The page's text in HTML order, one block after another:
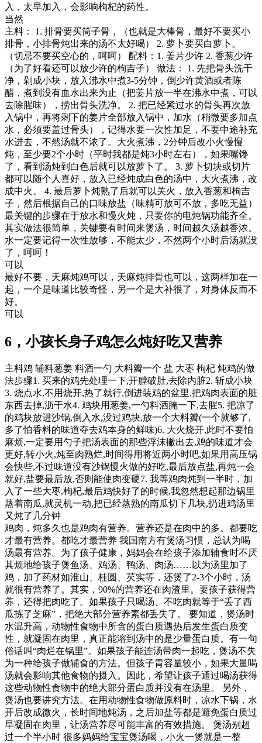
入，太早加入，会影响枸杞的药性。
当然
主料： 1. 排骨要买筒子骨，（也就是大棒骨，最好不要买小
排骨，小排骨炖出来的汤不太好喝） 2. 萝卜要买白萝卜。
（切忌不要买空心的，呵呵） 配料：1. 姜片少许 2. 香葱少许
（为了好看还可以放少许的枸吉子） 做法： 1. 先把骨头洗干
净，剁成小块，放入沸水中煮3-5分钟，倒少许黄酒或者陈
醋，煮到没有血水出来为止（把姜片放一半在沸水中煮，可以
去除腥味），捞出骨头洗净。 2. 把已经紧过水的骨头再次放
入锅中，再将剩下的姜片全部放入锅中，加水（稍微要多加点
水，必须要盖过骨头），记得水要一次性加足，不要中途补充
水进去，不然汤就不浓了。大火煮沸，2分钟后改小火慢慢
炖，至少要2个小时（平时我都是炖3小时左右），如果嘴馋
了，看到汤炖到白色后就可以放萝卜了。 3. 萝卜切块或切片
都可以随个人喜好，放入已经炖成白色的汤中，大火煮沸，改
成中火。 4. 最后萝卜炖熟了后就可以关火，放入香葱和枸吉
子，然后根据自己的口味放盐（味精可放可不放，多吃无益）
最关键的步骤在于放水和慢火炖，只要你的电炖锅功能齐全。
其实做法很简单，关键要有时间来煲汤，时间越久汤越香浓。
水一定要记得一次性放够，不能太少，不然两个小时后汤就没
了，呵呵！
可以
最好不要，天麻炖鸡可以，天麻炖排骨也可以，这两样加在一
起，一个是味道比较奇怪，另一个是大补很了，对身体反而不
好。
可以
6，小孩长身子鸡怎么炖好吃又营养
主料鸡 辅料葱姜 料酒一勺 大料瓣一个 盐 大枣 枸杞 炖鸡的做
法步骤1. 买来的鸡先处理一下,开膛破肚,去除内脏2. 斩成小块
3. 烧点水,不用烧开,热了就行,倒进装鸡的盆里,把鸡肉表面的脏
东西去掉,沥干水4. 鸡块用葱姜,一勺料酒腌一下,去腥5. 把凉了
的鸡块放进沙锅,倒入水,没过鸡块,放一个大料瓣(一个就够了,
多了怕香料的味道夺去鸡本身的鲜味)6. 大火烧开,此时不要怕
麻烦,一定要用勺子把汤表面的那些浮沫撇出去,鸡的味道才会
更好,转小火,炖至肉熟烂,时间得用将近两小时吧,如果用高压锅
会快些,不过味道没有沙锅慢火做的好吃,最后放点盐,再炖一会
就好,盐要最后放,否则能使肉变硬7. 我等鸡肉炖到一半时，加
入了一些大枣,枸杞,最后鸡快好了的时候,我忽然想起那边锅里
蒸着南瓜,就灵机一动,把已经蒸熟的南瓜切下几块,扔进鸡汤里
又炖了几分钟
鸡肉，炖多久也是鸡肉有营养。营养还是在肉中的多。都要吃
才最有营养。都吃才最营养 我国南方有煲汤习惯，总认为喝
汤最有营养。为了孩子健康，妈妈会在给孩子添加辅食时不厌
其烦地给孩子煲鱼汤、鸡汤、鸭汤、肉汤……以为汤里加了
鸡，加了药材如淮山、桂圆、芡实等，还煲了2-3个小时，汤
就很有营养了。其实，90%的营养还在肉渣里。要孩子获得营
养，还得把肉吃了。如果孩子只喝汤、不吃肉就等于“丢了西
瓜拣了芝麻”，把绝大部分营养素都丢失了。 要知道，煲汤时
水温升高，动物性食物中所含的蛋白质遇热后发生蛋白质变
性，就凝固在肉里，真正能溶到汤中的是少量蛋白质。有一句
俗话叫“肉烂在锅里”。如果孩子能连汤带肉一起吃，煲汤不失
为一种给孩子做辅食的方法。但孩子胃容量较小，如果大量喝
汤就会影响其他食物的摄入。因此，希望让孩子通过喝汤获得
这些动物性食物中的绝大部分蛋白质并没有在汤里。 另外，
煲汤也要讲究方法。在用动物性食物做原料时，凉水下锅，水
开后改成微火，长时间地炖汤，之后加盐等都是避免蛋白质过
早凝固在肉里，让汤营养尽可能丰富的有效措施。 煲汤别超
过一个半小时 很多妈妈给宝宝煲汤喝，小火一煲就是一整